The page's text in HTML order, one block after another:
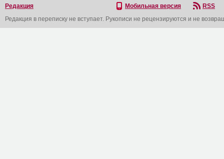
Редакция Мобильная версия
RSS
Редакция в переписку не вступает. Рукописи не рецензируются и не